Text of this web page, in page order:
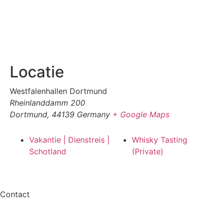
Locatie
Westfalenhallen Dortmund
Rheinlanddamm 200
Dortmund, 44139 Germany + Google Maps
Vakantie | Dienstreis |
Schotland
Whisky Tasting
(Private)
Contact